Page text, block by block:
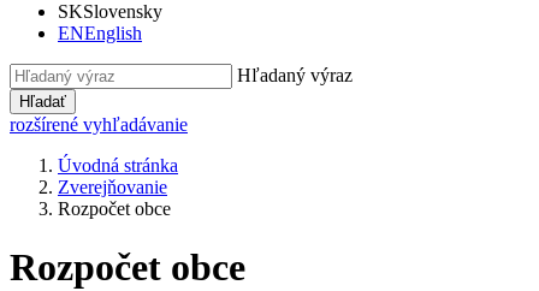
SKSlovensky
ENEnglish
Hľadaný výraz
Hľadať
rozšírené vyhľadávanie
Úvodná stránka
Zverejňovanie
Rozpočet obce
Rozpočet obce